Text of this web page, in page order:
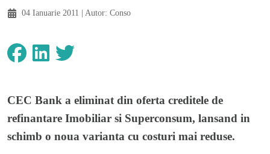
04 Ianuarie 2011 | Autor: Conso
CEC Bank a eliminat din oferta creditele de
refinantare Imobiliar si Superconsum, lansand in
schimb o noua varianta cu costuri mai reduse.